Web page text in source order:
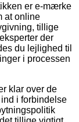
er e-mærke
at online
tillige
der
du lejlighed til
i processen
klar over de
i forbindelse